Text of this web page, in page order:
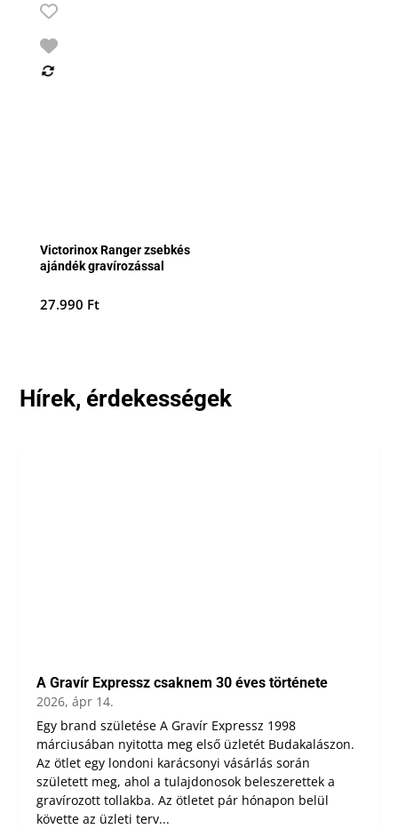
Victorinox Ranger zsebkés
ajándék gravírozással
27.990 Ft
Hírek, érdekességek
A Gravír Expressz csaknem 30 éves története
2026, ápr 14.
Egy brand születése A Gravír Expressz 1998
márciusában nyitotta meg első üzletét Budakalászon.
Az ötlet egy londoni karácsonyi vásárlás során
született meg, ahol a tulajdonosok beleszerettek a
gravírozott tollakba. Az ötletet pár hónapon belül
követte az üzleti terv...